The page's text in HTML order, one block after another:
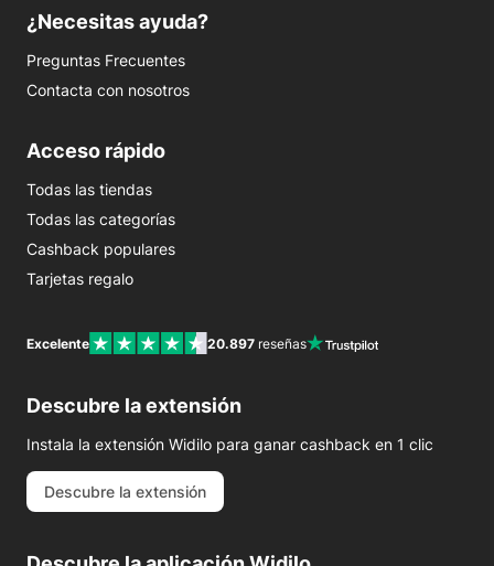
¿Necesitas ayuda?
Preguntas Frecuentes
Contacta con nosotros
Acceso rápido
Todas las tiendas
Todas las categorías
Cashback populares
Tarjetas regalo
Excelente 20.897 reseñas
Descubre la extensión
Instala la extensión Widilo para ganar cashback en 1 clic
Descubre la extensión